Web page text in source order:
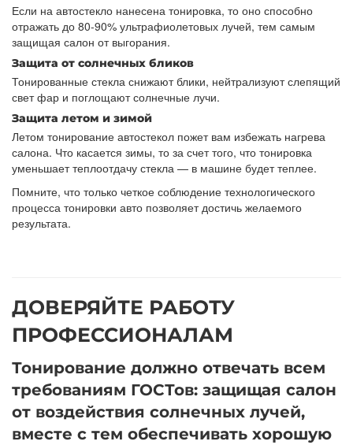
Если на автостекло нанесена тонировка, то оно способно
отражать до 80-90% ультрафиолетовых лучей, тем самым
защищая салон от выгорания.
Защита от солнечных бликов
Тонированные стекла снижают блики, нейтрализуют слепящий
свет фар и поглощают солнечные лучи.
Защита летом и зимой
Летом тонирование автостекол пожет вам избежать нагрева
салона. Что касается зимы, то за счет того, что тонировка
уменьшает теплоотдачу стекла — в машине будет теплее.
Помните, что только четкое соблюдение технологического
процесса тонировки авто позволяет достичь желаемого
результата.
ДОВЕРЯЙТЕ РАБОТУ
ПРОФЕССИОНАЛАМ
Тонирование должно отвечать всем
требованиям ГОСТов: защищая салон
от воздействия солнечных лучей,
вместе с тем обеспечивать хорошую